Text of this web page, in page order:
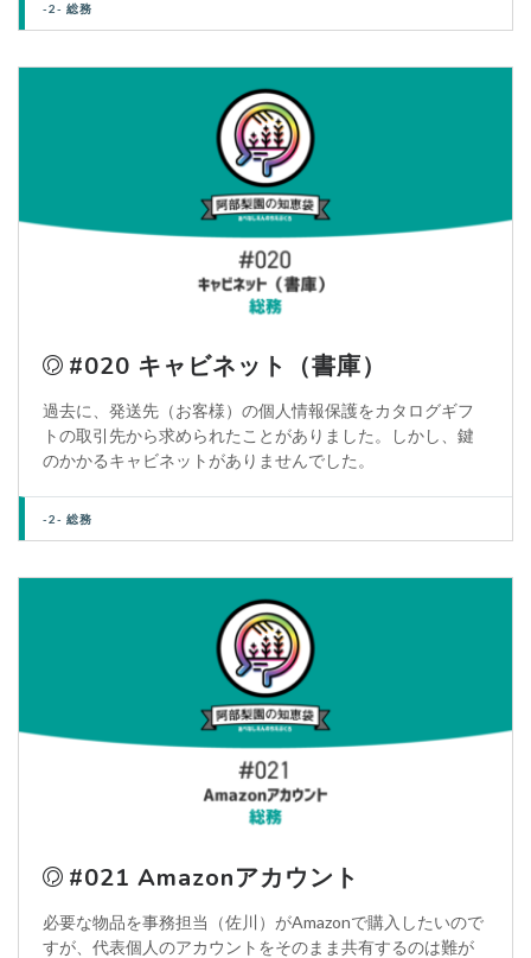
-2- 総務
#020 キャビネット（書庫）
過去に、発送先（お客様）の個人情報保護をカタログギフ
トの取引先から求められたことがありました。しかし、鍵
のかかるキャビネットがありませんでした。
-2- 総務
#021 Amazonアカウント
必要な物品を事務担当（佐川）がAmazonで購入したいので
すが、代表個人のアカウントをそのまま共有するのは難が